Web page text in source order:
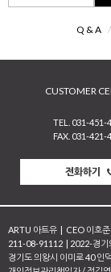
Q & A /
CUSTOMER
TEL. 031-451-
FAX. 031-421-
전화하기
ARTU 아트유 | CEO 이호준
211-08-91112 | 2022-경
경기도 의왕시 이미로 40 인